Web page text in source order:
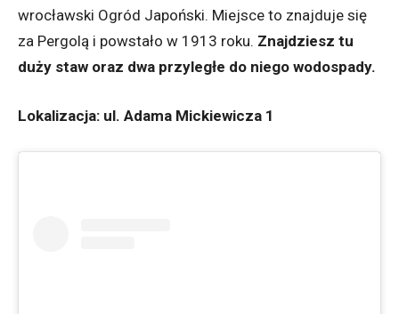
wrocławski Ogród Japoński. Miejsce to znajduje się
za Pergolą i powstało w 1913 roku. Znajdziesz tu
duży staw oraz dwa przyległe do niego wodospady.
Lokalizacja: ul. Adama Mickiewicza 1